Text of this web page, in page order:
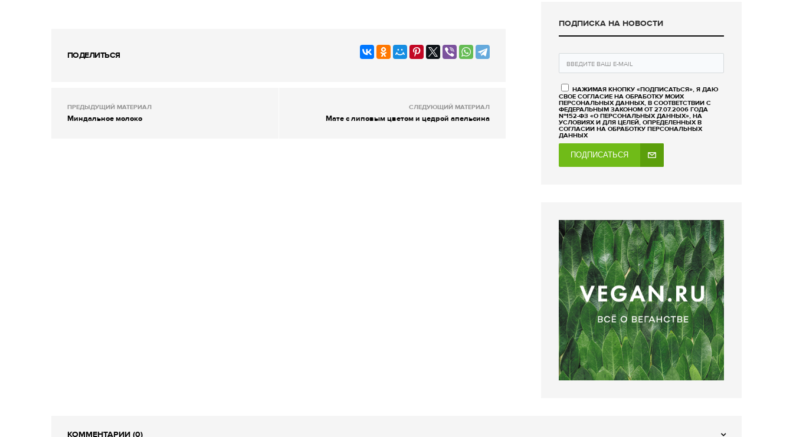
ПОДЕЛИТЬСЯ
ПРЕДЫДУЩИЙ МАТЕРИАЛ
Миндальное молоко
СЛЕДУЮЩИЙ МАТЕРИАЛ
Мате с липовым цветом и цедрой апельсина
ПОДПИСКА НА НОВОСТИ
НАЖИМАЯ КНОПКУ «ПОДПИСАТЬСЯ», Я ДАЮ
СВОЕ СОГЛАСИЕ НА ОБРАБОТКУ МОИХ
ПЕРСОНАЛЬНЫХ ДАННЫХ, В СООТВЕТСТВИИ С
ФЕДЕРАЛЬНЫМ ЗАКОНОМ ОТ 27.07.2006 ГОДА
№152-ФЗ «О ПЕРСОНАЛЬНЫХ ДАННЫХ», НА
УСЛОВИЯХ И ДЛЯ ЦЕЛЕЙ, ОПРЕДЕЛЕННЫХ В
СОГЛАСИИ НА ОБРАБОТКУ ПЕРСОНАЛЬНЫХ
ДАННЫХ
ПОДПИСАТЬСЯ
КОММЕНТАРИИ (0)